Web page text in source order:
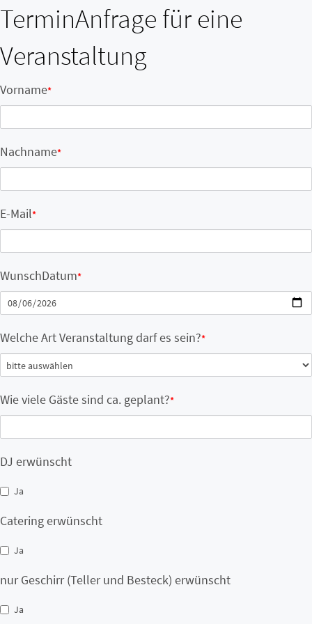
TerminAnfrage für eine
Veranstaltung
Vorname*
Nachname*
E-Mail*
WunschDatum*
Welche Art Veranstaltung darf es sein?*
Wie viele Gäste sind ca. geplant?*
DJ erwünscht
Ja
Catering erwünscht
Ja
nur Geschirr (Teller und Besteck) erwünscht
Ja